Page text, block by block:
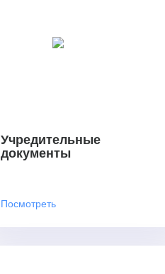
Учредительные
документы
Посмотреть